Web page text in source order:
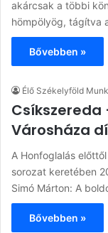
akárcsak a többi
hömpölyög, tágítva
Bővebben »
Élő Székelyföld
Csíkszereda
Városháza
A Honfoglalás
sorozat keretében
Simó Márton: A
Bővebben »